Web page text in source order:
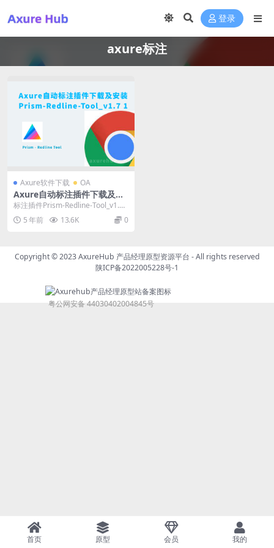
登录
axure标注
Axure软件下载 OA
Axure自动标注插件下载及安
装 Prism-Redline-Tool_v1.7
1
标注插件Prism-Redline-Tool_v1.7
1.crx 可以科学上网...
5 年前 13.6K 0
Copyright © 2023AxureHub 产品经理原型资源平台 - All rights reserved
陕ICP备2022005228号-1
粤公网安备 44030402004845号
首页 原型 会员 我的